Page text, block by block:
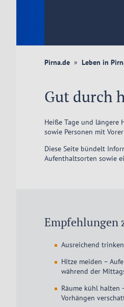
Pirna.de Leben in
Gut durch
Heiße Tage und längere
sowie Personen mit
Diese Seite bündelt
Aufenthaltsorten sowie
Empfehlungen
Ausreichend
Hitze meiden –
während der
Räume kühl halten
Vorhängen